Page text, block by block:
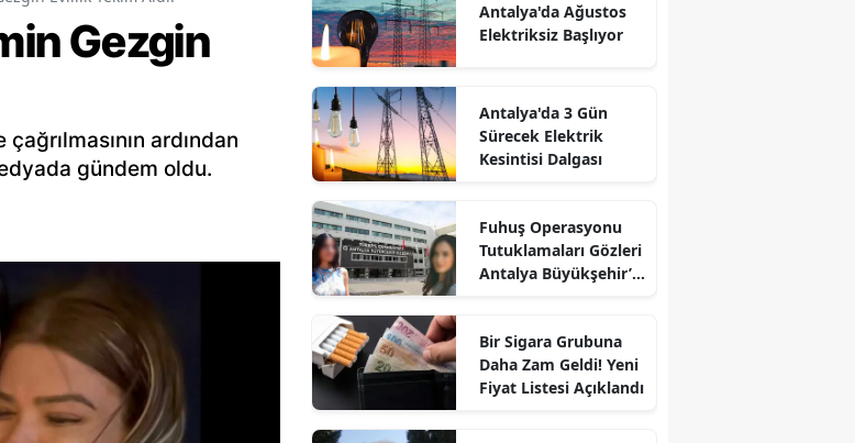
Gezgin
ardından
gündem oldu.
Antalya'da Ağustos
Elektriksiz Başlıyor
Antalya'da 3 Gün
Sürecek Elektrik
Kesintisi Dalgası
Fuhuş Operasyonu
Tutuklamaları Gözleri
Antalya Büyükşehir’e
Bir Sigara Grubuna
Daha Zam Geldi! Yeni
Fiyat Listesi Açıklandı